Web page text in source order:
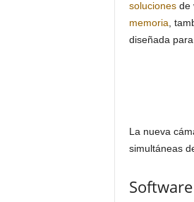
solucionesde
memoria ,
diseñada
La nueva
simultáneas